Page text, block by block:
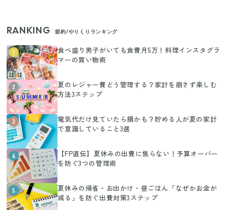
RANKING 節約/やりくりランキング
1
食べ盛り男子がいても食費月5万！料理インスタグラ
マーの買い物術
2
夏のレジャー費どう管理する？家計を崩さず楽しむ
方法3ステップ
3
電気代だけ見ていたら損かも？貯める人が夏の家計
で意識していること3選
4
【FP直伝】夏休みの出費に焦らない！予算オーバー
を防ぐ3つの管理術
5
夏休みの帰省・お出かけ・昼ごはん「なぜかお金が
減る」を防ぐ出費対策3ステップ